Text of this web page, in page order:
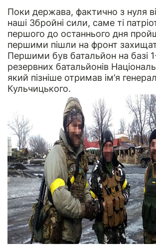
Поки держава, фактично з нуля
наші Збройні сили, саме ті
першого до останнього дня
першими пішли на фронт
Першими був батальйон на базі
резервних батальйонів
який пізніше отримав ім’я
Кульчицького.